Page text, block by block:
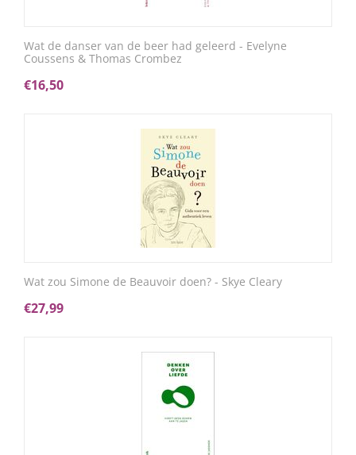
Wat de danser van de beer had geleerd - Evelyne
Coussens & Thomas Crombez
€16,50
Wat zou Simone de Beauvoir doen? - Skye Cleary
€27,99